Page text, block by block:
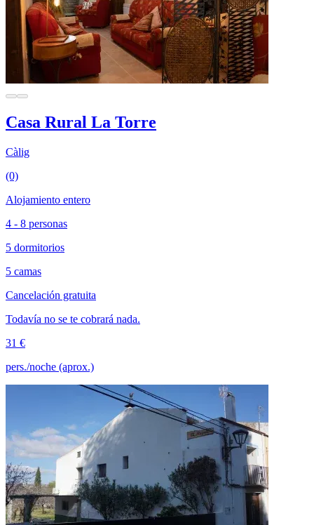
Casa Rural La Torre
Càlig
(0)
Alojamiento entero
4 - 8 personas
5 dormitorios
5 camas
Cancelación gratuita
Todavía no se te cobrará nada.
31 €
pers./noche (aprox.)